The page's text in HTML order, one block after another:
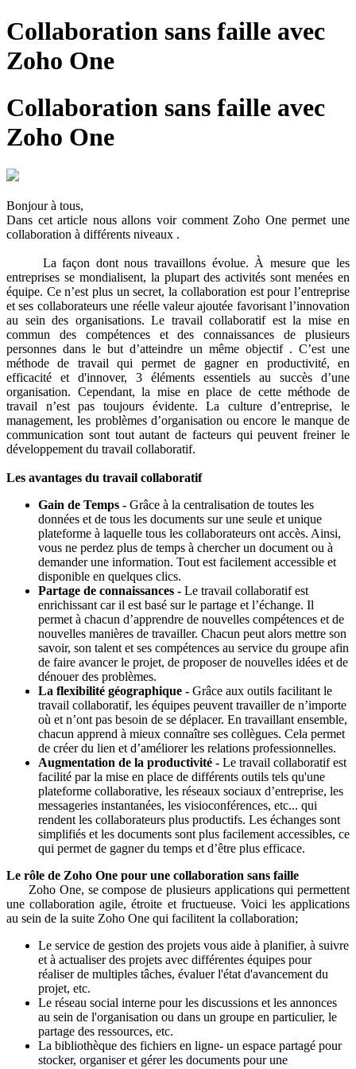
Collaboration sans faille avec
Zoho One
Collaboration sans faille avec
Zoho One
Bonjour à tous,
Dans cet article nous allons voir comment Zoho One permet une
collaboration à différents niveaux .
La façon dont nous travaillons évolue. À mesure que les
entreprises se mondialisent, la plupart des activités sont menées en
équipe. Ce n’est plus un secret, la collaboration est pour l’entreprise
et ses collaborateurs une réelle valeur ajoutée favorisant l’innovation
au sein des organisations. Le travail collaboratif est la mise en
commun des compétences et des connaissances de plusieurs
personnes dans le but d’atteindre un même objectif . C’est une
méthode de travail qui permet de gagner en productivité, en
efficacité et d'innover, 3 éléments essentiels au succès d’une
organisation. Cependant, la mise en place de cette méthode de
travail n’est pas toujours évidente. La culture d’entreprise, le
management, les problèmes d’organisation ou encore le manque de
communication sont tout autant de facteurs qui peuvent freiner le
développement du travail collaboratif.
Les avantages du travail collaboratif
Gain de Temps - Grâce à la centralisation de toutes les
données et de tous les documents sur une seule et unique
plateforme à laquelle tous les collaborateurs ont accès. Ainsi,
vous ne perdez plus de temps à chercher un document ou à
demander une information. Tout est facilement accessible et
disponible en quelques clics.
Partage de connaissances - Le travail collaboratif est
enrichissant car il est basé sur le partage et l’échange. Il
permet à chacun d’apprendre de nouvelles compétences et de
nouvelles manières de travailler. Chacun peut alors mettre son
savoir, son talent et ses compétences au service du groupe afin
de faire avancer le projet, de proposer de nouvelles idées et de
dénouer des problèmes.
La flexibilité géographique - Grâce aux outils facilitant le
travail collaboratif, les équipes peuvent travailler de n’importe
où et n’ont pas besoin de se déplacer. En travaillant ensemble,
chacun apprend à mieux connaître ses collègues. Cela permet
de créer du lien et d’améliorer les relations professionnelles.
Augmentation de la productivité - Le travail collaboratif est
facilité par la mise en place de différents outils tels qu'une
plateforme collaborative, les réseaux sociaux d’entreprise, les
messageries instantanées, les visioconférences, etc... qui
rendent les collaborateurs plus productifs. Les échanges sont
simplifiés et les documents sont plus facilement accessibles, ce
qui permet de gagner du temps et d’être plus efficace.
Le rôle de Zoho One pour une collaboration sans faille
Zoho One, se compose de plusieurs applications qui permettent
une collaboration agile, étroite et fructueuse. Voici les applications
au sein de la suite Zoho One qui facilitent la collaboration;
Le service de gestion des projets vous aide à planifier, à suivre
et à actualiser des projets avec différentes équipes pour
réaliser de multiples tâches, évaluer l'état d'avancement du
projet, etc.
Le réseau social interne pour les discussions et les annonces
au sein de l'organisation ou dans un groupe en particulier, le
partage des ressources, etc.
La bibliothèque des fichiers en ligne- un espace partagé pour
stocker, organiser et gérer les documents pour une